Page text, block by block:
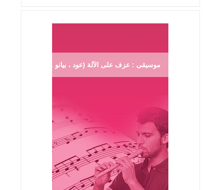
موسيقى : عزف على الآلة (عود ، بيانو ...)